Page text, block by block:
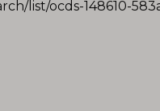
list/ocds-148610-